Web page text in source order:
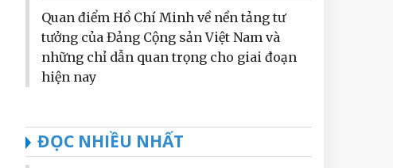
Quan điểm Hồ Chí Minh về nền tảng tư
tưởng của Đảng Cộng sản Việt Nam và
những chỉ dẫn quan trọng cho giai đoạn
hiện nay
ĐỌC NHIỀU NHẤT